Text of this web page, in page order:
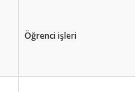
Öğrenci işleri